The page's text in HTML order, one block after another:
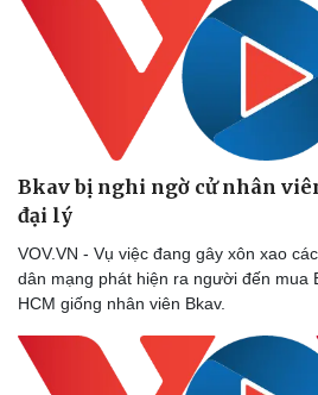
Bkav bị nghi ngờ cử nhân
đại lý
VOV.VN - Vụ việc đang gây xôn xao
dân mạng phát hiện ra người đến mua
HCM giống nhân viên Bkav.